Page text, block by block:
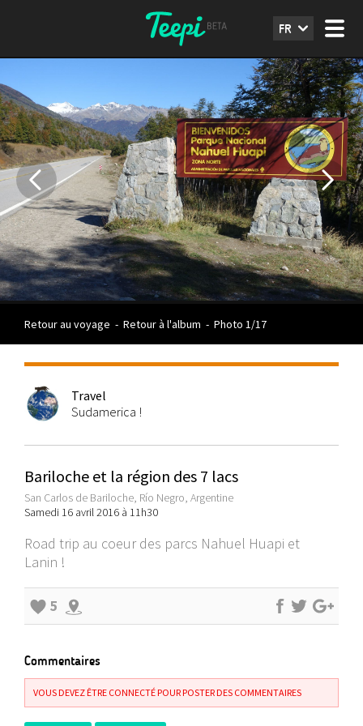
FR
Retour au voyage - Retour à l'album - Photo 1/17
Travel
Sudamerica !
Bariloche et la région des 7 lacs
San Carlos de Bariloche, Río Negro, Argentine
Samedi 16 avril 2016 à 11h30
Road trip au coeur des parcs Nahuel Huapi et
Lanin !
5
Commentaires
VOUS DEVEZ ÊTRE CONNECTÉ POUR POSTER DES COMMENTAIRES